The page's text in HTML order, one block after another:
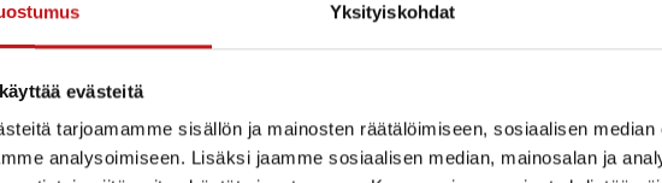
Yksityiskohdat
evästeitä
tarjoamamme sisällön ja mainosten räätälöimiseen, sosiaalisen
analysoimiseen. Lisäksi jaamme sosiaalisen median, mainosalan ja
tapahtumat,